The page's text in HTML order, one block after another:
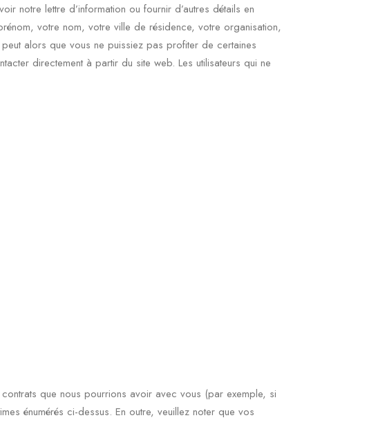
notre lettre d’information ou fournir d’autres détails en
votre nom, votre ville de résidence, votre organisation,
alors que vous ne puissiez pas profiter de certaines
directement à partir du site web. Les utilisateurs qui ne
que nous pourrions avoir avec vous (par exemple, si
énumérés ci-dessus. En outre, veuillez noter que vos